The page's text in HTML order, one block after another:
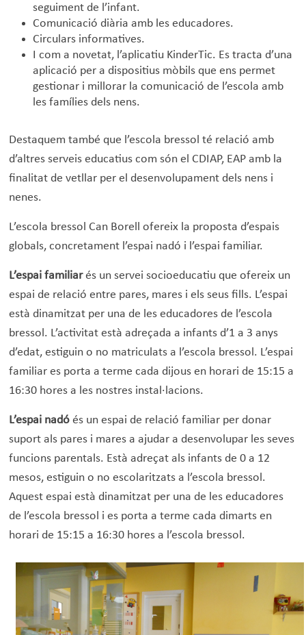
seguiment de l’infant.
Comunicació diària amb les educadores.
Circulars informatives.
I com a novetat, l’aplicatiu KinderTic. Es tracta d’una
aplicació per a dispositius mòbils que ens permet
gestionar i millorar la comunicació de l’escola amb
les famílies dels nens.
Destaquem també que l’escola bressol té relació amb
d’altres serveis educatius com són el CDIAP, EAP amb la
finalitat de vetllar per el desenvolupament dels nens i
nenes.
L’escola bressol Can Borell ofereix la proposta d’espais
globals, concretament l’espai nadó i l’espai familiar.
L’espai familiarés un servei socioeducatiu que ofereix un
espai de relació entre pares, mares i els seus fills. L’espai
està dinamitzat per una de les educadores de l’escola
bressol. L’activitat està adreçada a infants d’1 a 3 anys
d’edat, estiguin o no matriculats a l’escola bressol. L’espai
familiar es porta a terme cada dijous en horari de 15:15 a
16:30 hores a les nostres instal·lacions.
L’espai nadó és un espai de relació familiar per donar
suport als pares i mares a ajudar a desenvolupar les seves
funcions parentals. Està adreçat als infants de 0 a 12
mesos, estiguin o no escolaritzats a l’escola bressol.
Aquest espai està dinamitzat per una de les educadores
de l’escola bressol i es porta a terme cada dimarts en
horari de 15:15 a 16:30 hores a l’escola bressol.